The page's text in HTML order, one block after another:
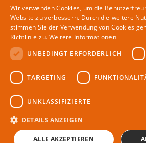
tool-
MAGAZIN
Partner
Autoren
Wir verwenden Cookies, um die
Website zu verbessern. Durch die weitere
stimmen Sie der Verwendung von Cookies
Richtlinie zu. Weitere Informationen
UNBEDINGT ERFORDERLICH
TARGETING
UNKLASSIFIZIERTE
DETAILS ANZEIGEN
ALLE AKZEPTIEREN